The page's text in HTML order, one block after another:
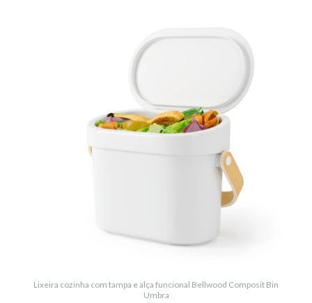
Lixeira cozinha com tampa e alça funcional Bellwood Composit Bin
Umbra